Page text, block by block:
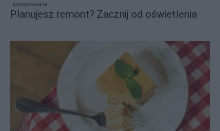
sponsorowane
Planujesz remont? Zacznij od oświetlenia